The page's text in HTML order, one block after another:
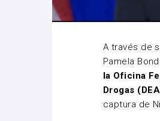
A través de
Pamela
la Oficina
Drogas
captura de